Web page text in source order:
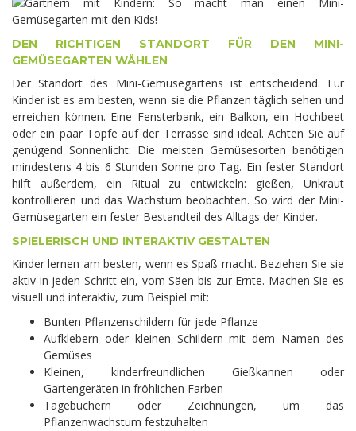
DEN RICHTIGEN STANDORT FÜR DEN MINI-
GEMÜSEGARTEN WÄHLEN
Der Standort des Mini-Gemüsegartens ist entscheidend. Für
Kinder ist es am besten, wenn sie die Pflanzen täglich sehen und
erreichen können. Eine Fensterbank, ein Balkon, ein Hochbeet
oder ein paar Töpfe auf der Terrasse sind ideal. Achten Sie auf
genügend Sonnenlicht: Die meisten Gemüsesorten benötigen
mindestens 4 bis 6 Stunden Sonne pro Tag. Ein fester Standort
hilft außerdem, ein Ritual zu entwickeln: gießen, Unkraut
kontrollieren und das Wachstum beobachten. So wird der Mini-
Gemüsegarten ein fester Bestandteil des Alltags der Kinder.
SPIELERISCH UND INTERAKTIV GESTALTEN
Kinder lernen am besten, wenn es Spaß macht. Beziehen Sie sie
aktiv in jeden Schritt ein, vom Säen bis zur Ernte. Machen Sie es
visuell und interaktiv, zum Beispiel mit:
Bunten Pflanzenschildern für jede Pflanze
Aufklebern oder kleinen Schildern mit dem Namen des
Gemüses
Kleinen, kinderfreundlichen Gießkannen oder
Gartengeräten in fröhlichen Farben
Tagebüchern oder Zeichnungen, um das
Pflanzenwachstum festzuhalten